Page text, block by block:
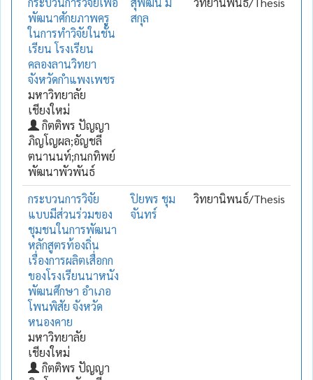
พัฒนาศักยภาพครู
ในการทำวิจัยในชั้น
เรียน โรงเรียน
คลองลานวิทยา
จังหวัดกำแพงเพชร
มหาวิทยาลัย
เชียงใหม่
กิตติพร ปัญญา
ภิญโญผล;อัญชลี
ตนานนท์;กนกทิพย์
พัฒนาพัวพันธ์
สกุล
กระบวนการวิจัย
แบบมีส่วนร่วมของ
ชุมชนในการพัฒนา
หลักสูตรท้องถิ่น
เรื่องการผลิตเสื่อกก
ของโรงเรียนนาหนัง
พัฒนศึกษา อำเภอ
โพนพิสัย จังหวัด
หนองคาย
มหาวิทยาลัย
เชียงใหม่
กิตติพร ปัญญา
ปิยพร ชุม
จันทร์
วิทยานิพนธ์/Thesis